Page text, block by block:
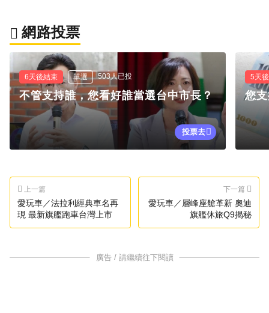
網路投票
6天後結束 單選 503人已投
不管支持誰，您看好誰當選台中市長？
投票去
5天
您
上一篇
愛玩車／法拉利經典車名再
現 最新旗艦跑車台灣上市
下一篇
愛玩車／層峰座艙革新 奧迪
旗艦休旅Q9揭秘
廣告 / 請繼續往下閱讀